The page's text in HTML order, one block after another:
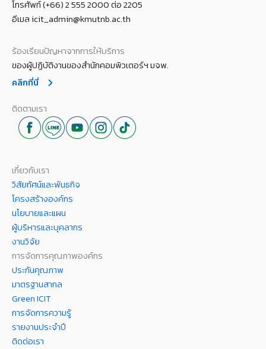
โทรศัพท์ (+66) 2 555 2000 ต่อ 2205
อีเมล icit_admin@kmutnb.ac.th
ร้องเรียนปัญหาจากการให้บริการ
ของผู้ปฏิบัติงานของสำนักคอมพิวเตอร์ฯ มจพ.
คลิกที่นี่
ติดตามเรา
เกี่ยวกับเรา
วิสัยทัศน์และพันธกิจ
โครงสร้างองค์กร
นโยบายและแผน
ผู้บริหารและบุคลากร
งานวิจัย
การจัดการคุณภาพองค์กร
ประกันคุณภาพ
มาตรฐานสากล
Green ICIT
การจัดการความรู้
รายงานประจำปี
ติดต่อเรา